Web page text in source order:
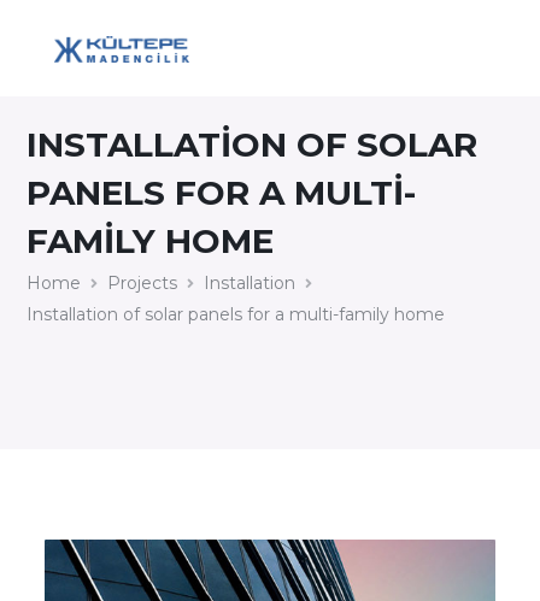
INSTALLATION OF SOLAR
PANELS FOR A MULTI-
FAMILY HOME
Home Projects
Installation
Installation of solar panels for a multi-family home